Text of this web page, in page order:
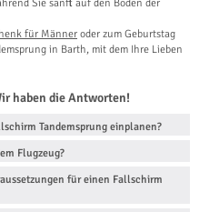
Sie sanft auf den Boden der
für Männeroder zum Geburtstag
in Barth, mit dem Ihre Lieben
haben die Antworten!
Tandemsprung einplanen?
Flugzeug?
für einen Fallschirm